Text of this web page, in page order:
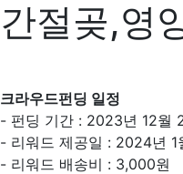
간절곶,영
크라우드펀딩 일정
- 펀딩 기간 : 2023년 12월
- 리워드 제공일 : 2024년
- 리워드 배송비 : 3,000원